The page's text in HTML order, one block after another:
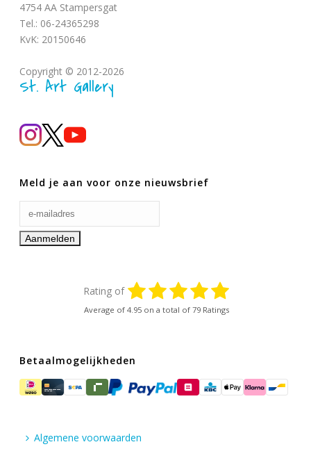
4754 AA Stampersgat
Tel.: 06-24365298
KvK: 20150646
Copyright © 2012-2026
St. Art Gallery
Meld je aan voor onze nieuwsbrief
Rating of
Average of 4.95 on a total of 79 Ratings
Betaalmogelijkheden
Algemene voorwaarden